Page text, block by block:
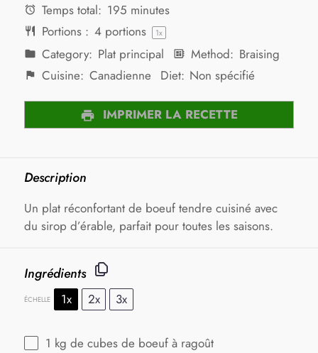
Temps total: 195 minutes
Portions : 4portions 1x
Category: Plat principal Method: Braising
Cuisine: Canadienne Diet: Non spécifié
IMPRIMER LA RECETTE
Description
Un plat réconfortant de boeuf tendre cuisiné avec
du sirop d’érable, parfait pour toutes les saisons.
Ingrédients
ÉCHELLE 1x 2x 3x
1 kg de cubes de boeuf à ragoût